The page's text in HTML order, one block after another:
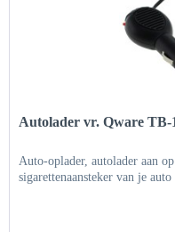
Autolader vr. Qware TB-
Auto-oplader, autolader aan
sigarettenaansteker van je